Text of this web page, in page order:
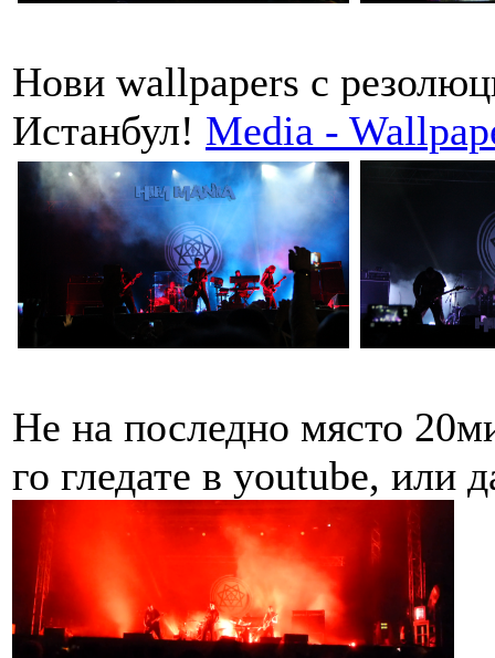
Нови wallpapers с
Истанбул! Media -
Не на последно място
го гледате в youtube, или